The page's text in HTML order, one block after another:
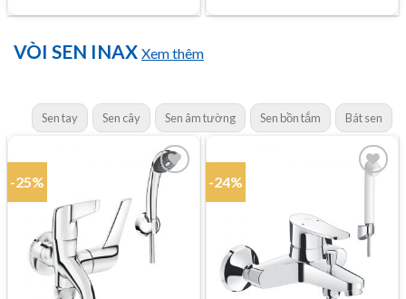
1.630.000₫.là:
8.790.000₫.là:
VÒI SEN INAX Xem thêm
Sen tay Sen cây Sen âm tường Sen bồn tắm Bát sen
-25%
Add to
wishlist
-24%
wishlist